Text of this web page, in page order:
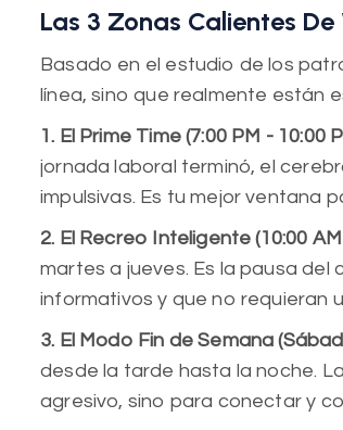
Las 3 Zonas Calientes
Basado en el estudio de los
línea, sino que realmente están
1. El Prime Time (7:00 PM -
jornada laboral terminó, el
impulsivas. Es tu mejor ventana
2. El Recreo Inteligente (10:00
martes a jueves. Es la pausa
informativos y que no requieran
3. El Modo Fin de Semana
desde la tarde hasta la noche.
agresivo, sino para conectar y